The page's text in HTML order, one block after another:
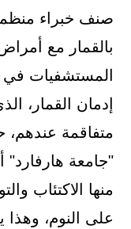
صنف خبراء
بالقمار مع
المستشفيات
إدمان القمار،
متفاقمة
"جامعة
منها الاكتئاب
على النوم،